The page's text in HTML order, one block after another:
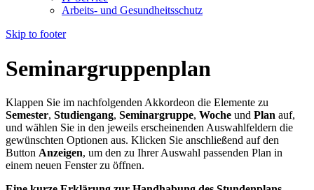
Arbeits- und Gesundheitsschutz
Skip to footer
Seminargruppenplan
Klappen Sie im nachfolgenden Akkordeon die Elemente zu
Semester, Studiengang, Seminargruppe, Woche und Plan auf,
und wählen Sie in den jeweils erscheinenden Auswahlfeldern die
gewünschten Optionen aus. Klicken Sie anschließend auf den
Button Anzeigen, um den zu Ihrer Auswahl passenden Plan in
einem neuen Fenster zu öffnen.